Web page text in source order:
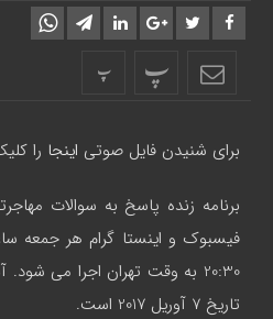
پ پ
برای شنیدن فایل صوتی اینجا را
برنامه زنده پاسخ به سوالات
20:30 به وقت تهران اجرا می
تاریخ 7 آوریل 2017 است.